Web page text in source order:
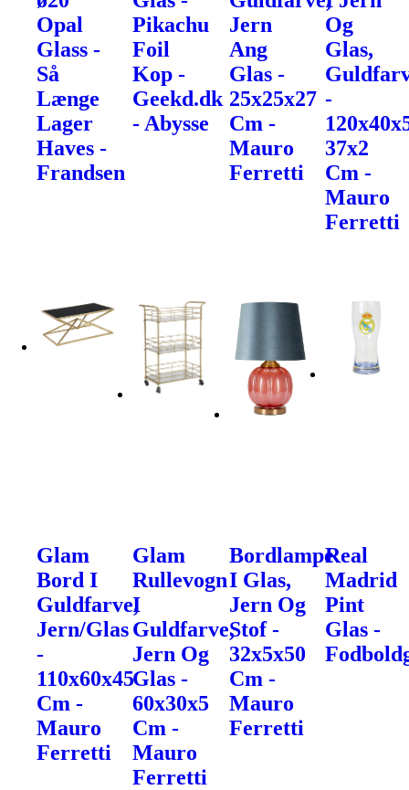
Opal
Glass -
Så
Længe
Lager
Haves -
Frandsen
Pikachu
Foil
Kop -
Geekd.dk
- Abysse
Jern
Ang
Glas -
25x25x27
Cm -
Mauro
Ferretti
Og
Glas,
-
37x2
Cm -
Mauro
Ferretti
Glam
Bord I
Guldfarve,
Jern/Glas
-
110x60x45
Cm -
Mauro
Ferretti
Glam
Rullevogn
I
Guldfarve,
Jern Og
Glas -
60x30x5
Cm -
Mauro
Ferretti
Bordlampe
I Glas,
Jern Og
Stof -
32x5x50
Cm -
Mauro
Ferretti
Real
Madrid
Pint
Glas -